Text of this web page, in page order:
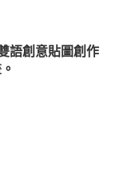
語創意貼圖創作